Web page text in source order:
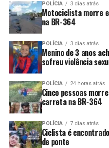
POLÍCIA 3 dias atrás
Motociclista morre
na BR-364
POLÍCIA 3 dias atrás
Menino de 3 anos
sofreu violência
POLÍCIA 24 horas atrás
Cinco pessoas
carreta na BR-364
POLÍCIA 7 dias atrás
Ciclista é
de ponte